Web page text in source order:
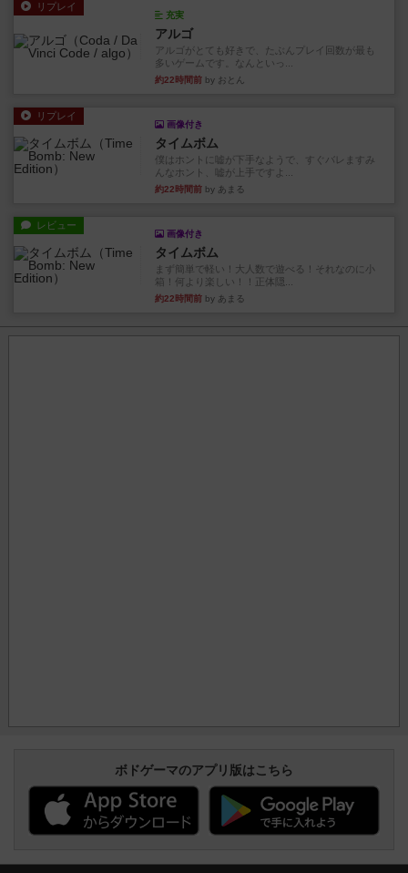
リプレイ
充実
アルゴ
アルゴがとても好きで、たぶんプレイ回数が最も
多いゲームです。なんといっ...
約22時間前 by おとん
リプレイ
画像付き
タイムボム
僕はホントに嘘が下手なようで、すぐバレますみ
んなホント、嘘が上手ですよ...
約22時間前 by あまる
レビュー
画像付き
タイムボム
まず簡単で軽い！大人数で遊べる！それなのに小
箱！何より楽しい！！正体隠...
約22時間前 by あまる
ボドゲーマのアプリ版はこちら